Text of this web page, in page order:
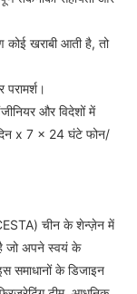
कोई खराबी आती है, तो
और विदेशों में
x 7 x 24 घंटे फोन/
चीन के शेन्ज़ेन में
है जो अपने स्वयं के
समाधानों के डिजाइन